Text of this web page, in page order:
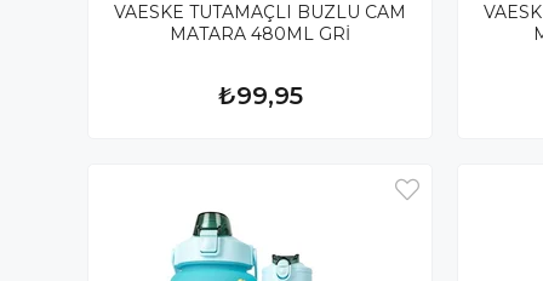
VAESKE TUTAMAÇLI BUZLU CAM
MATARA 480ML GRİ
₺99,95